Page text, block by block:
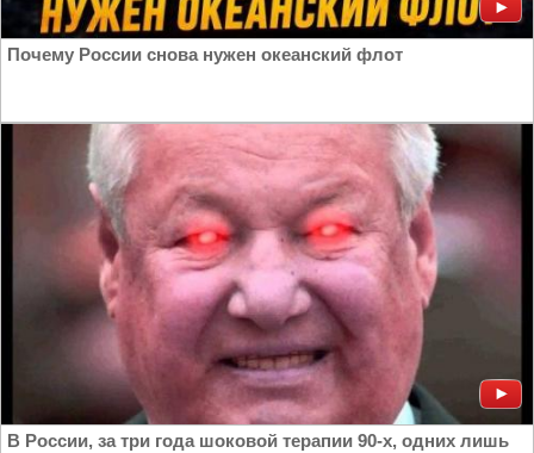
Почему России снова нужен океанский флот
В России, за три года шоковой терапии 90-х, одних лишь